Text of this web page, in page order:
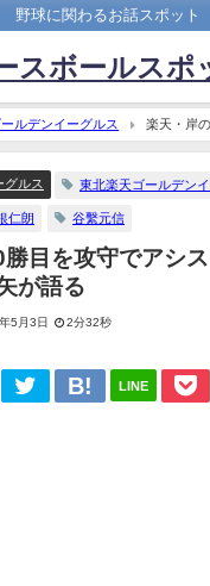
野球に関わるお話スポット
スボールスポ
ルデンイーグルス
楽天・岸
矢が語る
グルス 東北楽天ゴールデン
仁朗 谷繫元信
目を攻守でアシ
が語る
5月3日 2分32秒
LINE